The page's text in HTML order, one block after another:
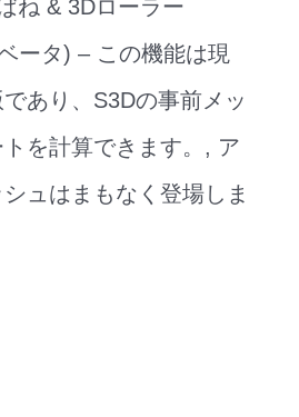
ね & 3Dローラー
ータ) – この機能は現
あり、S3Dの事前メッ
を計算できます。, ア
ュはまもなく登場しま